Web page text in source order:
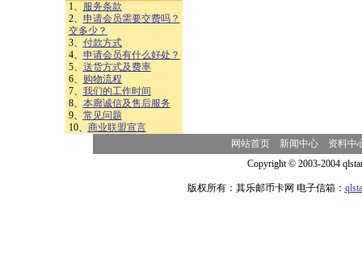
1、
服务条款
2、 申请会员需要交费吗？
交多少？
3、 付款方式
4、 申请会员有什么好处？
5、 送货方式及费率
6、
购物流程
7、 我们的工作时间
8、 本廊诚信及售后服务
9、 常见问题
10、 商业联盟宣言
网站首页 新闻中心
资料中
Copyright © 2003-2004
版权所有：其乐邮币卡网 电子信箱：